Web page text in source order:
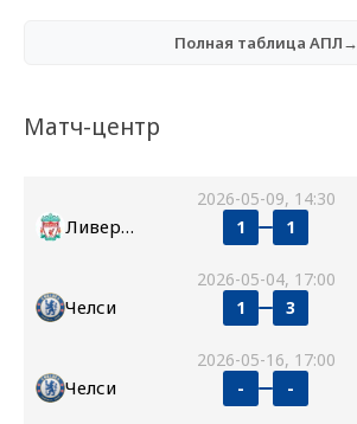
Полная таблица АПЛ→
Матч-центр
2026-05-09, 14:30
Ливерпуль 1 1
2026-05-04, 17:00
Челси 1 3
2026-05-16, 17:00
Челси - -